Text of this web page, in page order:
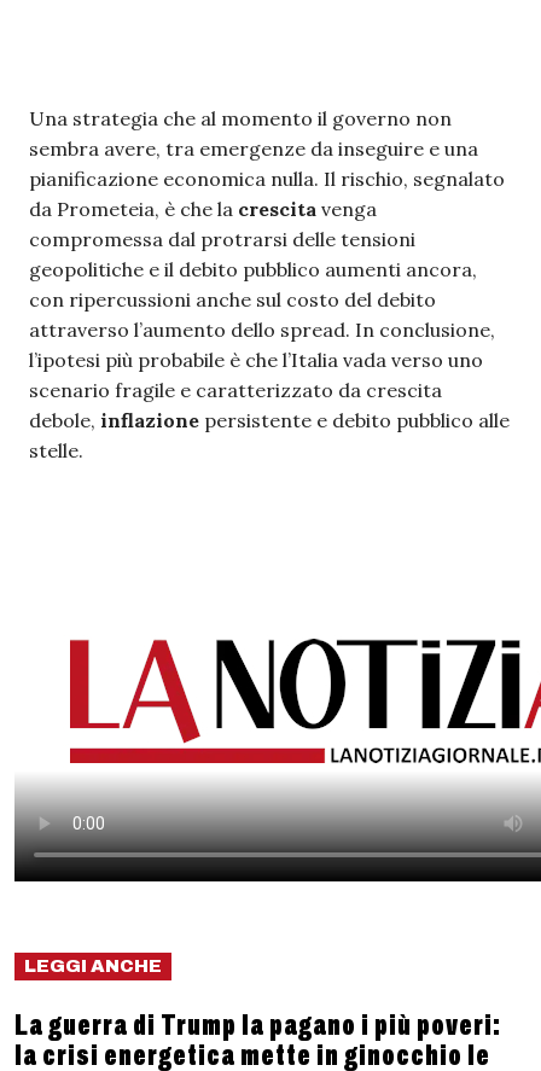
Una strategia che al momento il governo non
sembra avere, tra emergenze da inseguire e una
pianificazione economica nulla. Il rischio, segnalato
da Prometeia, è che la crescita venga
compromessa dal protrarsi delle tensioni
geopolitiche e il debito pubblico aumenti ancora,
con ripercussioni anche sul costo del debito
attraverso l’aumento dello spread. In conclusione,
l’ipotesi più probabile è che l’Italia vada verso uno
scenario fragile e caratterizzato da crescita
debole, inflazione persistente e debito pubblico alle
stelle.
LEGGI ANCHE
La guerra di Trump la pagano i più poveri:
la crisi energetica mette in ginocchio le